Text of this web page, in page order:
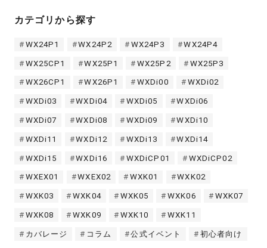
カテゴリから探す
WX24P1 WX24P2 WX24P3 WX24P4
WX25CP1 WX25P1 WX25P2 WX25P3
WX26CP1 WX26P1 WXDi00 WXDi02
WXDi03 WXDi04 WXDi05 WXDi06
WXDi07 WXDi08 WXDi09 WXDi10
WXDi11 WXDi12 WXDi13 WXDi14
WXDi15 WXDi16 WXDiCP01 WXDiCP02
WXEX01 WXEX02 WXK01 WXK02
WXK03 WXK04 WXK05 WXK06 WXK07
WXK08 WXK09 WXK10 WXK11
カバレージ コラム 公式イベント 初心者向け